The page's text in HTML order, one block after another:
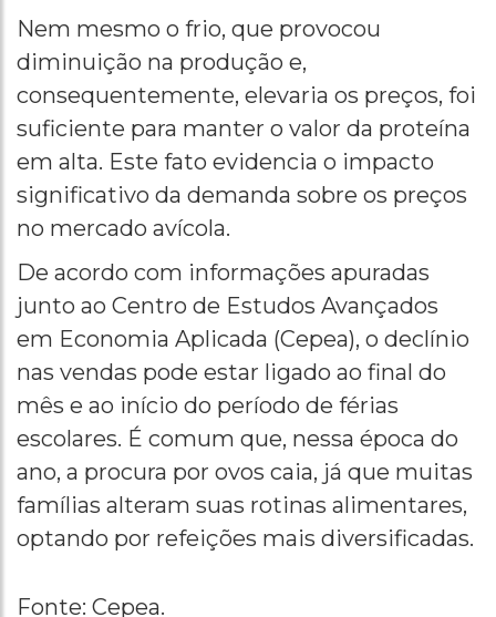
Nem mesmo o frio, que provocou
diminuição na produção e,
consequentemente, elevaria os preços, foi
suficiente para manter o valor da proteína
em alta. Este fato evidencia o impacto
significativo da demanda sobre os preços
no mercado avícola.
De acordo com informações apuradas
junto ao Centro de Estudos Avançados
em Economia Aplicada (Cepea), o declínio
nas vendas pode estar ligado ao final do
mês e ao início do período de férias
escolares. É comum que, nessa época do
ano, a procura por ovos caia, já que muitas
famílias alteram suas rotinas alimentares,
optando por refeições mais diversificadas.
Fonte: Cepea.